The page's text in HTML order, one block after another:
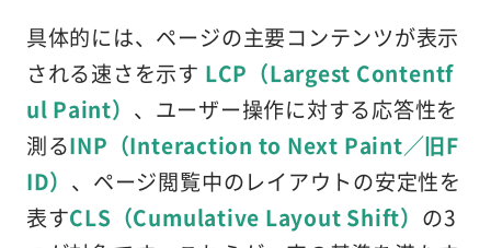
具体的には、ページの主要コンテンツが表示
される速さを示す LCP（Largest Contentf
ul Paint） 、ユーザー操作に対する応答性を
測るINP（Interaction to Next Paint／旧F
ID） 、ページ閲覧中のレイアウトの安定性を
表すCLS（Cumulative Layout Shift） の3